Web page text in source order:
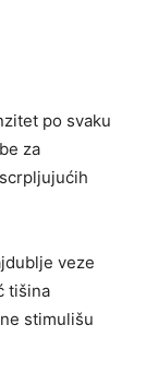
po svaku
za
veze
tišina
stimulišu